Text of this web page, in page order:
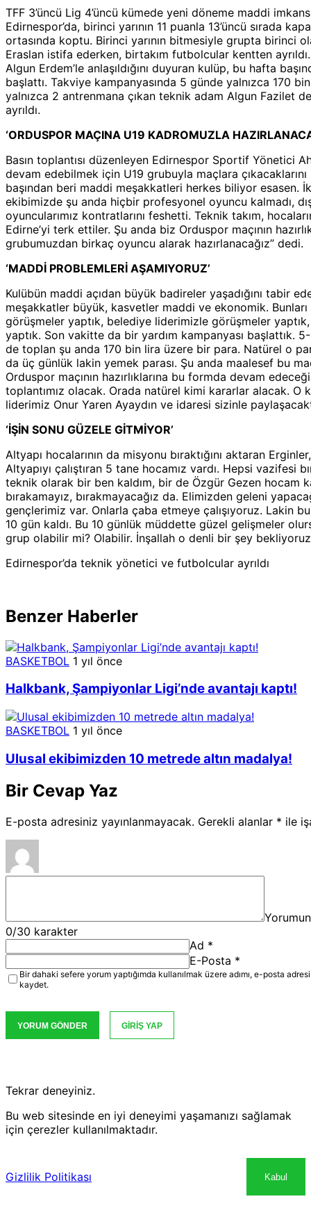
TFF 3’üncü Lig 4’üncü kümede yeni döneme maddi
Edirnespor’da, birinci yarının 11 puanla 13’üncü sırada
ortasında koptu. Birinci yarının bitmesiyle grupta birinci
Eraslan istifa ederken, birtakım futbolcular kentten
Algun Erdem’le anlaşıldığını duyuran kulüp, bu hafta
başlattı. Takviye kampanyasında 5 günde yalnızca 170
yalnızca 2 antrenmana çıkan teknik adam Algun Fazilet
ayrıldı.
‘ORDUSPOR MAÇINA U19 KADROMUZLA
Basın toplantısı düzenleyen Edirnespor Sportif Yönetici
devam edebilmek için U19 grubuyla maçlara
başından beri maddi meşakkatleri herkes biliyor esasen.
ekibimizde şu anda hiçbir profesyonel oyuncu kalmadı,
oyuncularımız kontratlarını feshetti. Teknik takım,
Edirne’yi terk ettiler. Şu anda biz Orduspor maçının
grubumuzdan birkaç oyuncu alarak hazırlanacağız” dedi.
‘MADDİ PROBLEMLERİ AŞAMIYORUZ’
Kulübün maddi açıdan büyük badireler yaşadığını tabir
meşakkatler büyük, kasvetler maddi ve ekonomik.
görüşmeler yaptık, belediye liderimizle görüşmeler
yaptık. Son vakitte da bir yardım kampanyası başlattık.
de toplan şu anda 170 bin lira üzere bir para. Natürel o
da üç günlük lakin yemek parası. Şu anda maalesef bu
Orduspor maçının hazırlıklarına bu formda devam
toplantımız olacak. Orada natürel kimi kararlar alacak. O
liderimiz Onur Yaren Ayaydın ve idaresi sizinle
‘İŞİN SONU GÜZELE GİTMİYOR’
Altyapı hocalarının da misyonu bıraktığını aktaran
Altyapıyı çalıştıran 5 tane hocamız vardı. Hepsi vazifesi
teknik olarak bir ben kaldım, bir de Özgür Gezen hocam
bırakamayız, bırakmayacağız da. Elimizden geleni
gençlerimiz var. Onlarla çaba etmeye çalışıyoruz. Lakin
10 gün kaldı. Bu 10 günlük müddette güzel gelişmeler
grup olabilir mi? Olabilir. İnşallah o denli bir şey
Edirnespor’da teknik yönetici ve futbolcular ayrıldı
Benzer Haberler
BASKETBOL 1 yıl önce
Halkbank, Şampiyonlar Ligi’nde avantajı kaptı!
BASKETBOL 1 yıl önce
Ulusal ekibimizden 10 metrede altın madalya!
Bir Cevap Yaz
E-posta adresiniz yayınlanmayacak. Gerekli alanlar * ile
0/30 karakter
Ad *
E-Posta *
Bir dahaki sefere yorum yaptığımda kullanılmak üzere adımı, e-posta
kaydet.
YORUM GÖNDER GIRIŞ YAP
Tekrar deneyiniz.
Bu web sitesinde en iyi deneyimi yaşamanızı sağlamak
için çerezler kullanılmaktadır.
Gizlilik Politikası Kabul